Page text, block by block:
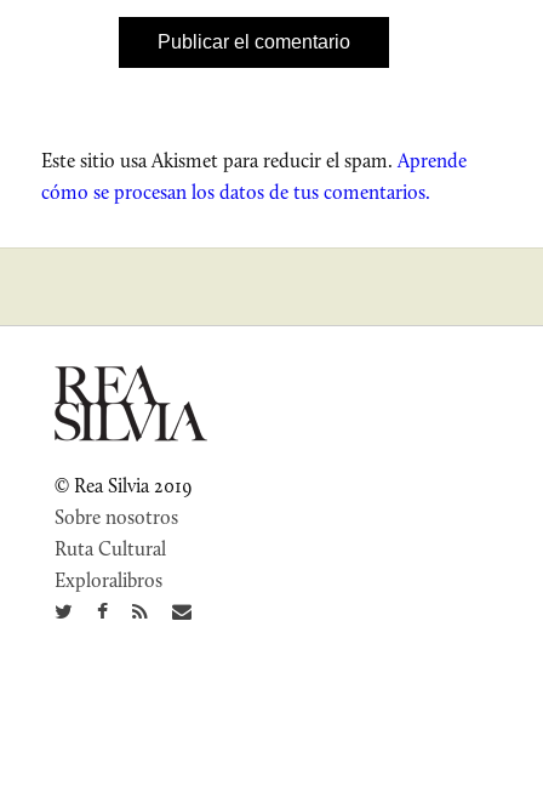
Este sitio usa Akismet para reducir el spam.Aprende
cómo se procesan los datos de tus comentarios.
© Rea Silvia 2019
Sobre nosotros
Ruta Cultural
Exploralibros